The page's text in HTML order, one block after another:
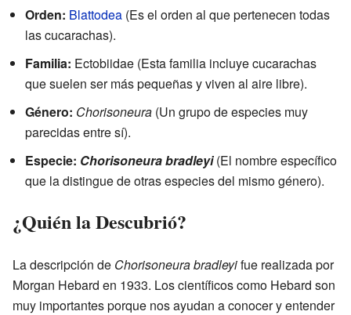
Orden: Blattodea (Es el orden al que pertenecen todas
las cucarachas).
Familia: Ectobiidae (Esta familia incluye cucarachas
que suelen ser más pequeñas y viven al aire libre).
Género: Chorisoneura (Un grupo de especies muy
parecidas entre sí).
Especie: Chorisoneura bradleyi(El nombre específico
que la distingue de otras especies del mismo género).
¿Quién la Descubrió?
La descripción de Chorisoneura bradleyifue realizada por
Morgan Hebard en 1933. Los científicos como Hebard son
muy importantes porque nos ayudan a conocer y entender